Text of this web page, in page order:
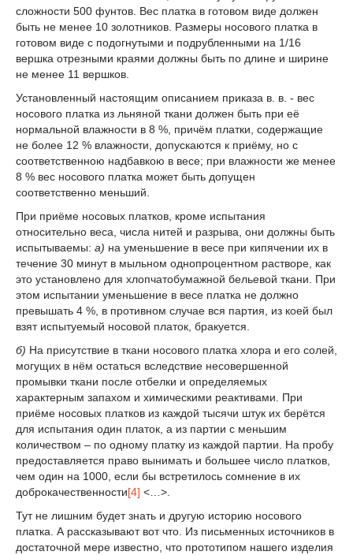
сложности 500 фунтов. Вес платка в готовом виде должен
быть не менее 10 золотников. Размеры носового платка в
готовом виде с подогнутыми и подрубленными на 1/16
вершка отрезными краями должны быть по длине и ширине
не менее 11 вершков.
Установленный настоящим описанием приказа в. в. - вес
носового платка из льняной ткани должен быть при её
нормальной влажности в 8 %, причём платки, содержащие
не более 12 % влажности, допускаются к приёму, но с
соответственною надбавкою в весе; при влажности же менее
8 % вес носового платка может быть допущен
соответственно меньший.
При приёме носовых платков, кроме испытания
относительно веса, числа нитей и разрыва, они должны быть
испытываемы: а) на уменьшение в весе при кипячении их в
течение 30 минут в мыльном однопроцентном растворе, как
это установлено для хлопчатобумажной бельевой ткани. При
этом испытании уменьшение в весе платка не должно
превышать 4 %, в противном случае вся партия, из коей был
взят испытуемый носовой платок, бракуется.
б) На присутствие в ткани носового платка хлора и его солей,
могущих в нём остаться вследствие несовершенной
промывки ткани после отбелки и определяемых
характерным запахом и химическими реактивами. При
приёме носовых платков из каждой тысячи штук их берётся
для испытания один платок, а из партии с меньшим
количеством – по одному платку из каждой партии. На пробу
предоставляется право вынимать и большее число платков,
чем один на 1000, если бы встретилось сомнение в их
доброкачественности[4] <…>.
Тут не лишним будет знать и другую историю носового
платка. А рассказывают вот что. Из письменных источников в
достаточной мере известно, что прототипом нашего изделия